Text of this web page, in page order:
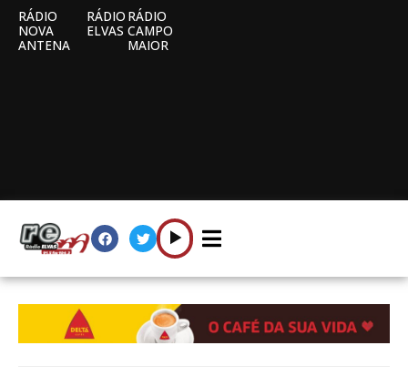
RÁDIO
NOVA
ANTENA
RÁDIO
ELVAS
RÁDIO
CAMPO
MAIOR